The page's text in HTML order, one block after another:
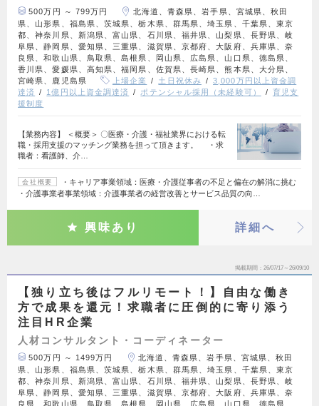
500万円 ～ 799万円
北海道、青森県、岩手県、宮城県、秋田
県、山形県、福島県、茨城県、栃木県、群馬県、埼玉県、千葉県、東京
都、神奈川県、新潟県、富山県、石川県、福井県、山梨県、長野県、岐
阜県、静岡県、愛知県、三重県、滋賀県、京都府、大阪府、兵庫県、奈
良県、和歌山県、鳥取県、島根県、岡山県、広島県、山口県、徳島県、
香川県、愛媛県、高知県、福岡県、佐賀県、長崎県、熊本県、大分県、
宮崎県、鹿児島県
上場企業 土日祝休み
3,000万円以上資金調
達済
1億円以上資金調達済 ポテンシャル採用（未経験可）
育児支
援制度
【業務内容】 ＜概要＞ 〇医療・介護・福祉業界における転
職・採用支援のマッチング業務を担って頂きます。 ・求
職者：看護師、介…
会社概要
・キャリア事業領域：医療・介護従事者の不足と偏在の解消に挑む
・介護事業者事業領域：介護事業者の経営改善とサービス品質の向…
興味あり 詳細へ
掲載期間 26/07/17～26/09/10
【独り立ち後はフルリモート！】自由な働き
方で成果を還元！求職者に圧倒的に寄り添う
注目HR企業
人材コンサルタント・コーディネーター
500万円 ～ 1499万円
北海道、青森県、岩手県、宮城県、秋田
県、山形県、福島県、茨城県、栃木県、群馬県、埼玉県、千葉県、東京
都、神奈川県、新潟県、富山県、石川県、福井県、山梨県、長野県、岐
阜県、静岡県、愛知県、三重県、滋賀県、京都府、大阪府、兵庫県、奈
良県、和歌山県、鳥取県、島根県、岡山県、広島県、山口県、徳島県、